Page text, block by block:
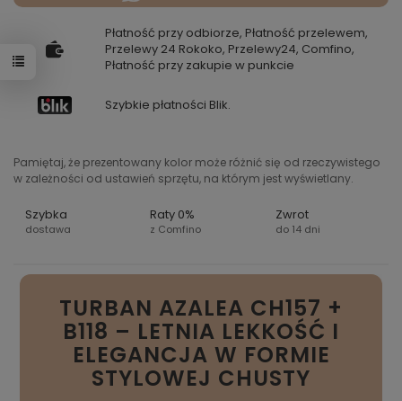
Płatność przy odbiorze, Płatność przelewem,
Przelewy 24 Rokoko, Przelewy24, Comfino,
Płatność przy zakupie w punkcie
Szybkie płatności Blik.
Pamiętaj, że prezentowany kolor może różnić się od rzeczywistego
w zależności od ustawień sprzętu, na którym jest wyświetlany.
Szybka
dostawa
Raty 0%
z Comfino
Zwrot
do 14 dni
TURBAN AZALEA CH157 +
B118 – LETNIA LEKKOŚĆ I
ELEGANCJA W FORMIE
STYLOWEJ CHUSTY